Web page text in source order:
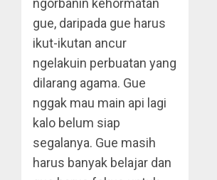
ngorbanin kehormatan
gue, daripada gue harus
ikut-ikutan ancur
ngelakuin perbuatan yang
dilarang agama. Gue
nggak mau main api lagi
kalo belum siap
segalanya. Gue masih
harus banyak belajar dan